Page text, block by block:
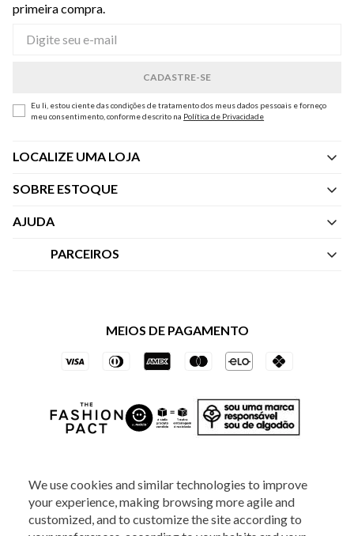
We use cookies and similar technologies to improve
your experience, making browsing more agile and
customized, and to customize the site according to
primeira compra.
Eu li, estou ciente das condições de tratamento dos meus dados pessoais e forneço
meu consentimento, conforme descrito na Política de Privacidade
LOCALIZE UMA LOJA
SOBRE ESTOQUE
Quem Somos
AJUDA
Central de Atendimento
Trocas e Devoluções
PARCEIROS
Vai de Visa
Azul Fidelidade
MEIOS DE PAGAMENTO